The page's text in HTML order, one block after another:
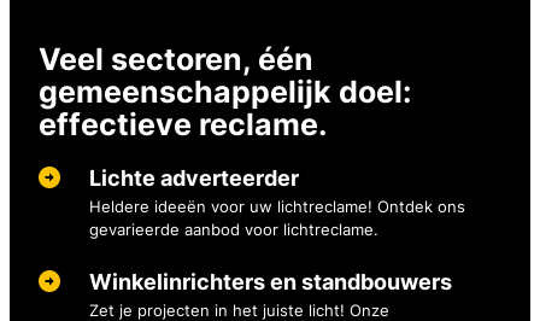
Veel sectoren, één
gemeenschappelijk doel:
effectieve reclame.
Lichte adverteerder
Heldere ideeën voor uw lichtreclame! Ontdek ons
gevarieerde aanbod voor lichtreclame.
Winkelinrichters en standbouwers
Zet je projecten in het juiste licht! Onze